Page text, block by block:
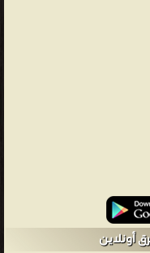
أونلاين